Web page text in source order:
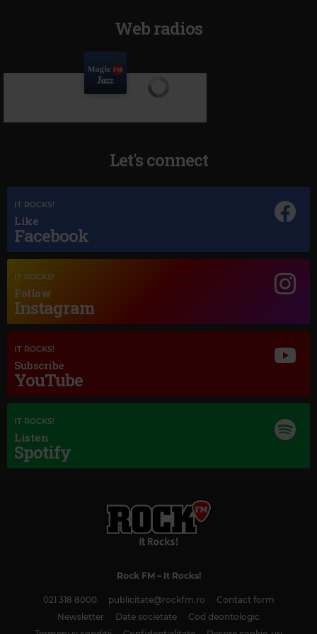
Web radios
SAMMY DAVIS JR.–SOMETHING'S GOTTA GIVE
Let's connect
IT ROCKS!
Like
Facebook
IT ROCKS!
Follow
Instagram
IT ROCKS!
Subscribe
YouTube
IT ROCKS!
Listen
Spotify
Rock FM– It Rocks!
021 318 8000 publicitate@rockfm.ro
Contact form
Newsletter
Date societate
Cod deontologic